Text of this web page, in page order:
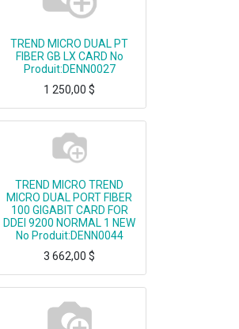
TREND MICRO DUAL PT
FIBER GB LX CARD No
Produit:DENN0027
1 250,00 $
TREND MICRO TREND
MICRO DUAL PORT FIBER
100 GIGABIT CARD FOR
DDEI 9200 NORMAL 1 NEW
No Produit:DENN0044
3 662,00 $